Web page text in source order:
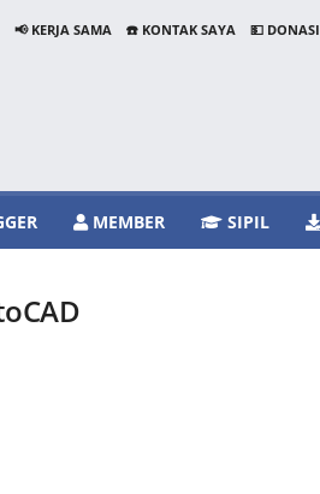
📢 KERJA SAMA ☎️ KONTAK SAYA 💵 DONASI
MEMBER SIPIL